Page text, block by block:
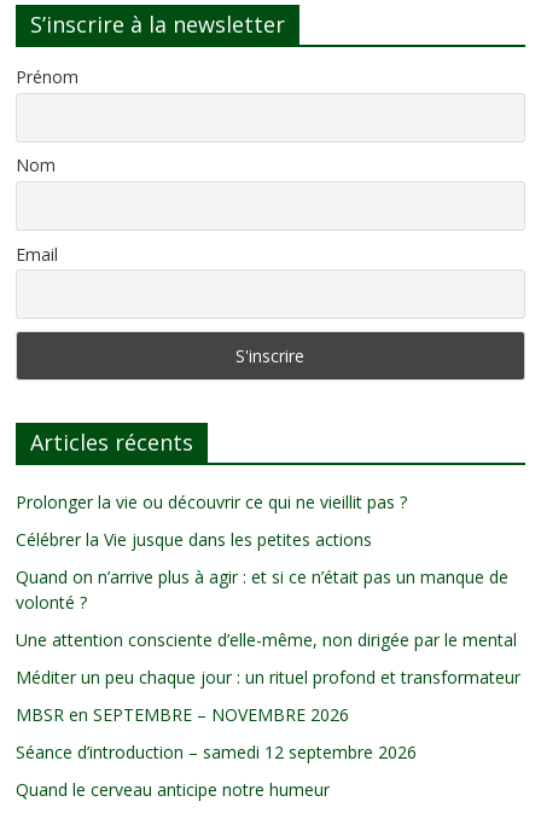
S’inscrire à la newsletter
Prénom
Nom
Email
Articles récents
Prolonger la vie ou découvrir ce qui ne vieillit pas ?
Célébrer la Vie jusque dans les petites actions
Quand on n’arrive plus à agir : et si ce n’était pas un manque de
volonté ?
Une attention consciente d’elle-même, non dirigée par le mental
Méditer un peu chaque jour : un rituel profond et transformateur
MBSR en SEPTEMBRE – NOVEMBRE 2026
Séance d’introduction – samedi 12 septembre 2026
Quand le cerveau anticipe notre humeur